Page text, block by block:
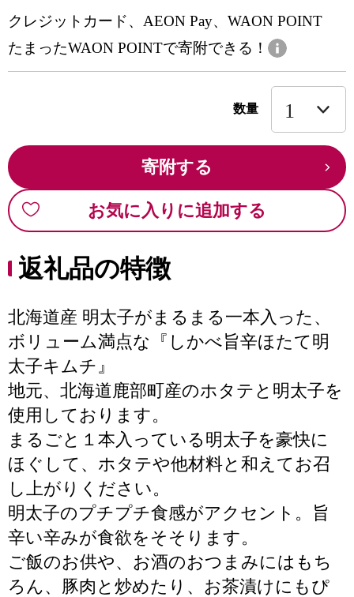
クレジットカード、AEON Pay、WAON POINT
たまったWAON POINTで寄附できる！
数量
寄附する
お気に入りに追加する
返礼品の特徴
北海道産 明太子がまるまる一本入った、
ボリューム満点な『しかべ旨辛ほたて明
太子キムチ』
地元、北海道鹿部町産のホタテと明太子を
使用しております。
まるごと１本入っている明太子を豪快に
ほぐして、ホタテや他材料と和えてお召
し上がりください。
明太子のプチプチ食感がアクセント。旨
辛い辛みが食欲をそそります。
ご飯のお供や、お酒のおつまみにはもち
ろん、豚肉と炒めたり、お茶漬けにもぴ